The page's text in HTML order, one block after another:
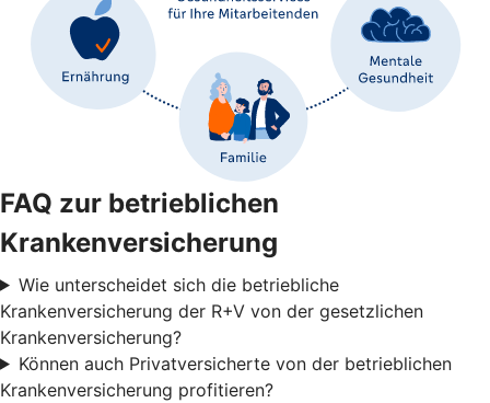
FAQ zur betrieblichen
Krankenversicherung
Wie unterscheidet sich die betriebliche
Krankenversicherung der R+V von der gesetzlichen
Krankenversicherung?
Können auch Privatversicherte von der betrieblichen
Krankenversicherung profitieren?